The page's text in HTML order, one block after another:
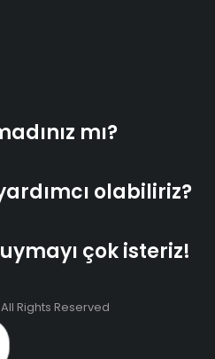
mı?
olabiliriz?
çok isteriz!
Rights Reserved